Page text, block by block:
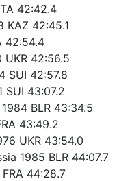
42:42.4
KAZ 42:45.1
42:54.4
UKR 42:56.5
SUI 42:57.8
SUI 43:07.2
BLR 43:34.5
43:49.2
UKR 43:54.0
1985 BLR 44:07.7
44:28.7